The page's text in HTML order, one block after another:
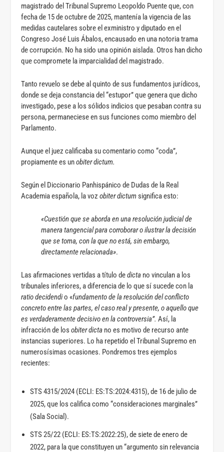
magistrado del Tribunal Supremo Leopoldo Puente que, con
fecha de 15 de octubre de 2025, mantenía la vigencia de las
medidas cautelares sobre el exministro y diputado en el
Congreso José Luis Ábalos, encausado en una notoria trama
de corrupción. No ha sido una opinión aislada. Otros han dicho
que compromete la imparcialidad del magistrado.
Tanto revuelo se debe al quinto de sus fundamentos jurídicos,
donde se deja constancia del “estupor” que genera que dicho
investigado, pese a los sólidos indicios que pesaban contra su
persona, permaneciese en sus funciones como miembro del
Parlamento.
Aunque el juez calificaba su comentario como “coda”,
propiamente es unobiter dictum.
Según el Diccionario Panhispánico de Dudas de la Real
Academia española, la vozobiter dictum significa esto:
«Cuestión que se aborda en una resolución judicial de
manera tangencial para corroborar o ilustrar la decisión
que se toma, con la que no está, sin embargo,
directamente relacionada».
Las afirmaciones vertidas a título dedicta no vinculan a los
tribunales inferiores, a diferencia de lo que sí sucede con la
ratio decidendio «fundamento de la resolución del conflicto
concreto entre las partes, el caso real y presente, o aquello que
es verdaderamente decisivo en la controversia”.Así, la
infracción de losobiter dicta no es motivo de recurso ante
instancias superiores. Lo ha repetido el Tribunal Supremo en
numerosísimas ocasiones. Pondremos tres ejemplos
recientes:
STS 4315/2024 (ECLI: ES:TS:2024:4315), de 16 de julio de
2025, que los califica como “consideraciones marginales”
(Sala Social).
STS 25/22 (ECLI: ES:TS:2022:25), de siete de enero de
2022, para la que constituyen un “argumento sin relevancia